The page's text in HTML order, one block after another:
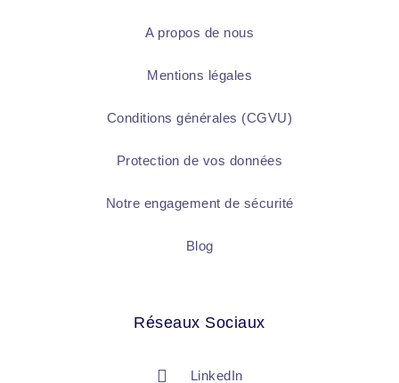
A propos de nous
Mentions légales
Conditions générales (CGVU)
Protection de vos données
Notre engagement de sécurité
Blog
Réseaux Sociaux
LinkedIn